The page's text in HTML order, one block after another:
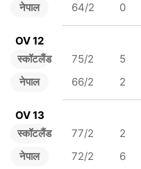
नेपाल
64/2
0
OV 12
स्कॉटलैंड
नेपाल
75/2 5
66/2
2
OV 13
स्कॉटलैंड
नेपाल
77/2 2
72/2
6